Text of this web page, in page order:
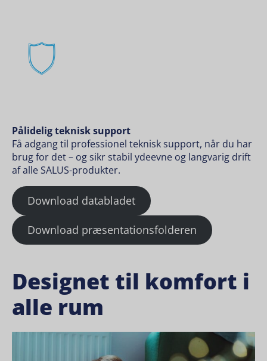
Pålidelig teknisk support
Få adgang til professionel teknisk support, når du har
brug for det – og sikr stabil ydeevne og langvarig drift
af alle SALUS-produkter.
Download databladet
Download præsentationsfolderen
Designet til komfort i
alle rum